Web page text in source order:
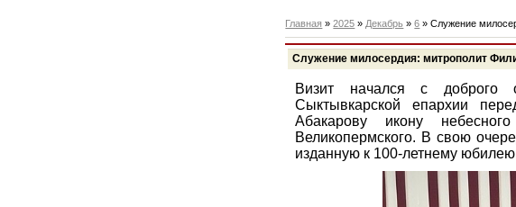
Главная »2025 » Декабрь » 6 » Служение
Служение милосердия: митрополит
Визит начался с доброго
Сыктывкарской епархии
Абакарову икону
Великопермского. В свою
изданную к 100-летнему